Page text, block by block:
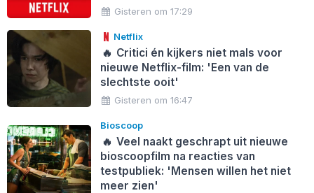
Gisteren om 17:29
Netflix
🔥 Critici én kijkers niet mals voor
nieuwe Netflix-film: 'Een van de
slechtste ooit'
Gisteren om 16:47
Bioscoop
🔥 Veel naakt geschrapt uit nieuwe
bioscoopfilm na reacties van
testpubliek: 'Mensen willen het niet
meer zien'